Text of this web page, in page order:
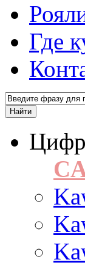
Где